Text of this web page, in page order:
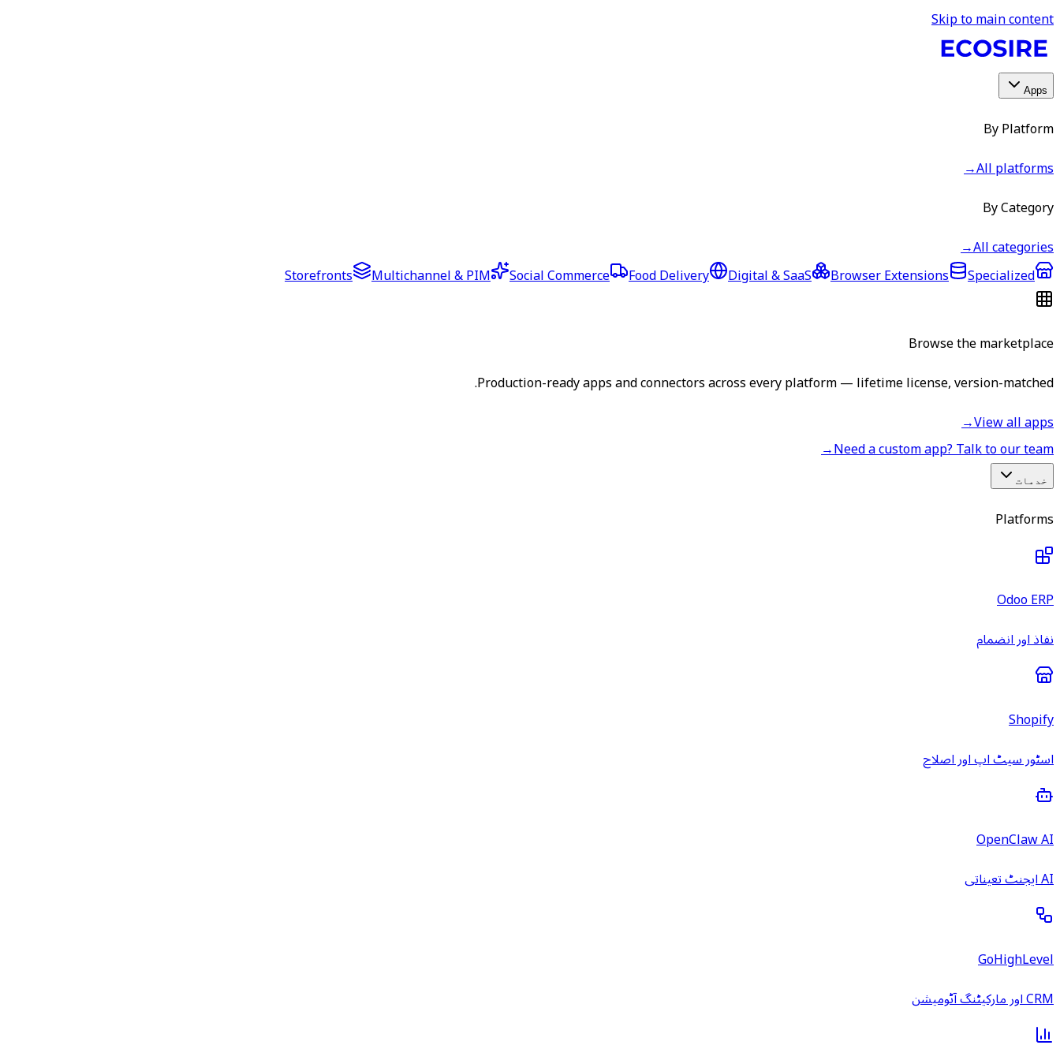
Skip to main content
Apps
By Platform
All platforms
→
By Category
All categories
→
Storefronts
Multichannel & PIM Social Commerce Food Delivery Digital & SaaS Browser Extensions Specialized
Browse the marketplace
Production-ready apps and connectors across every platform — lifetime license, version-matched.
View all apps
→
Need a custom app? Talk to our team
→
خدمات
Platforms
Odoo ERP
نفاذ اور انضمام
Shopify
اسٹور سیٹ اپ اور اصلاح
OpenClaw AI
AI ایجنٹ تعیناتی
GoHighLevel
CRM اور مارکیٹنگ آٹومیشن